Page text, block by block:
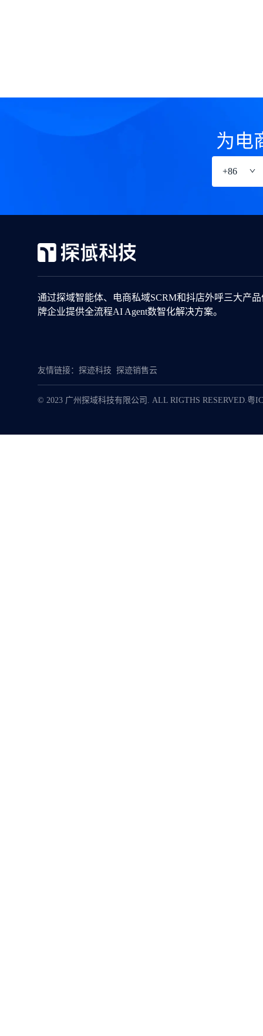
为电
+86
通过探域智能体、电商私域SCRM和抖店外呼三大产
牌企业提供全流程AI Agent数智化解决方案。
友情链接： 探迹科技 探迹销售云
© 2023 广州探域科技有限公司. ALL RIGTHS RESERVED.粤